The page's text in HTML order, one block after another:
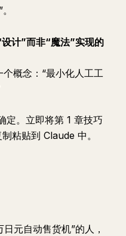
计”而非“魔法”实现的
概念：“最小化人工工
定。立即将第 1 章技巧
粘贴到 Claude 中。
元自动售货机”的人，